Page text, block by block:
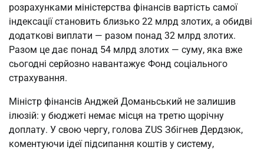
розрахунками міністерства фінансів вартість самої
індексації становить близько 22 млрд злотих, а обидві
додаткові виплати — разом понад 32 млрд злотих.
Разом це дає понад 54 млрд злотих — суму, яка вже
сьогодні серйозно навантажує Фонд соціального
страхування.
Міністр фінансів Анджей Доманьський не залишив
ілюзій: у бюджеті немає місця на третю щорічну
доплату. У свою чергу, голова ZUS Збігнев Дердзюк,
коментуючи ідеї підсипання коштів у систему,